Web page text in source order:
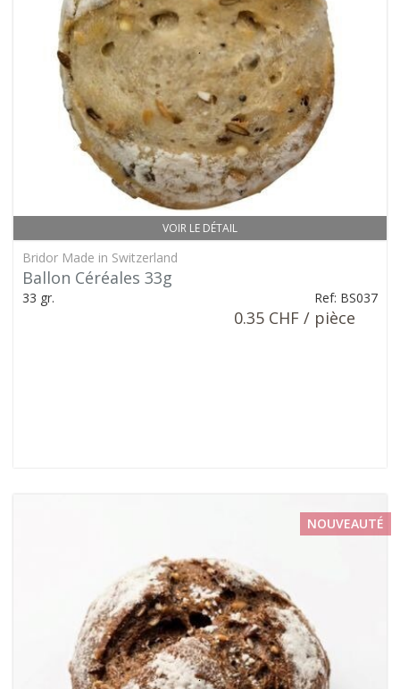
VOIR LE DÉTAIL
Bridor Made in Switzerland
Ballon Céréales 33g
33 gr. Ref: BS037
0.35 CHF / pièce
NOUVEAUTÉ